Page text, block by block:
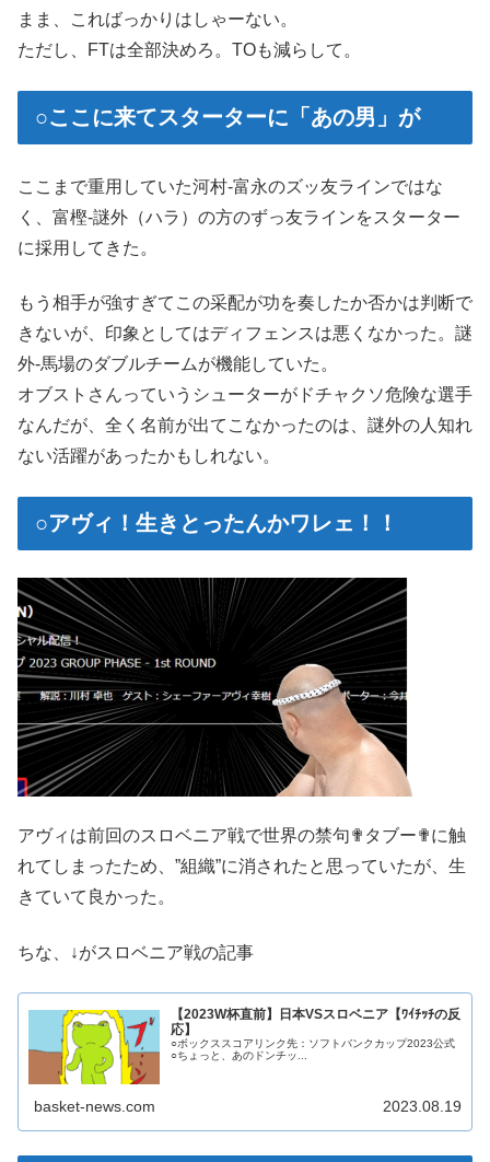
まま、こればっかりはしゃーない。
ただし、FTは全部決めろ。TOも減らして。
○ここに来てスターターに「あの男」が
ここまで重用していた河村-富永のズッ友ラインではな
く、富樫-謎外（ハラ）の方のずっ友ラインをスターター
に採用してきた。
もう相手が強すぎてこの采配が功を奏したか否かは判断で
きないが、印象としてはディフェンスは悪くなかった。謎
外-馬場のダブルチームが機能していた。
オブストさんっていうシューターがドチャクソ危険な選手
なんだが、全く名前が出てこなかったのは、謎外の人知れ
ない活躍があったかもしれない。
○アヴィ！生きとったんかワレェ！！
アヴィは前回のスロベニア戦で世界の禁句✟タブー✟に触
れてしまったため、”組織”に消されたと思っていたが、生
きていて良かった。
ちな、↓がスロベニア戦の記事
【2023W杯直前】日本VSスロベニア【ﾜｲﾁｯﾁの反
応】
○ボックススコアリンク先：ソフトバンクカップ2023公式
○ちょっと、あのドンチッ...
basket-news.com 2023.08.19